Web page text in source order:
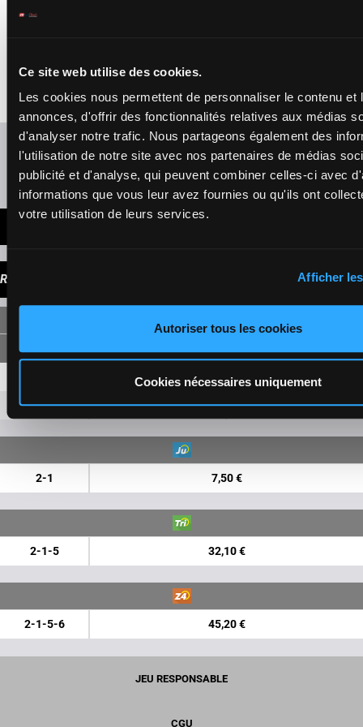
Ce site web utilise des cookies.
Les cookies nous permettent de personnaliser le contenu et
annonces, d'offrir des fonctionnalités relatives aux médias
d'analyser notre trafic. Nous partageons également des
l'utilisation de notre site avec nos partenaires de médias
publicité et d'analyse, qui peuvent combiner celles-ci avec
informations que vous leur avez fournies ou qu'ils ont
votre utilisation de leurs services.
Afficher
Autoriser tous les cookies
Cookies nécessaires uniquement
D Menuisier
Box: 4 -F/5 -58 kg
Dp (23) 4p 1p
F/5kg
3p 3p Dp (23)
Rafraîchir les cotes
Présence de chevaux favoris
RAPPORTS
4,50 €
1 1,10 €
2-1 7,50 €
2-1-5 32,10 €
2-1-5-6 45,20 €
JEU RESPONSABLE
CGU